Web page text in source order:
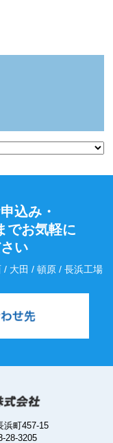
込み・
でお気軽に
い
/ 大田 / 頓原 / 長浜工場
浜町457-15
28-3205